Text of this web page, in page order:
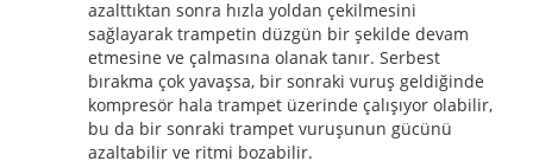
azalttıktan sonra hızla yoldan çekilmesini
sağlayarak trampetin düzgün bir şekilde devam
etmesine ve çalmasına olanak tanır. Serbest
bırakma çok yavaşsa, bir sonraki vuruş geldiğinde
kompresör hala trampet üzerinde çalışıyor olabilir,
bu da bir sonraki trampet vuruşunun gücünü
azaltabilir ve ritmi bozabilir.